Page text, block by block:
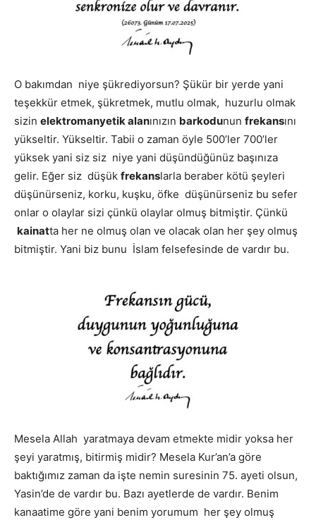
O bakımdan niye şükrediyorsun? Şükür bir yerde yani
teşekkür etmek, şükretmek, mutlu olmak, huzurlu olmak
sizin elektromanyetik alanınızın barkodunun frekansını
yükseltir. Yükseltir. Tabii o zaman öyle 500’ler 700’ler
yüksek yani siz siz niye yani düşündüğünüz başınıza
gelir. Eğer siz düşük frekanslarla beraber kötü şeyleri
düşünürseniz, korku, kuşku, öfke düşünürseniz bu sefer
onlar o olaylar sizi çünkü olaylar olmuş bitmiştir. Çünkü
kainatta her ne olmuş olan ve olacak olan her şey olmuş
bitmiştir. Yani biz bunu İslam felsefesinde de vardır bu.
Mesela Allah yaratmaya devam etmekte midir yoksa her
şeyi yaratmış, bitirmiş midir? Mesela Kur’an’a göre
baktığımız zaman da işte nemin suresinin 75. ayeti olsun,
Yasin’de de vardır bu. Bazı ayetlerde de vardır. Benim
kanaatime göre yani benim yorumum her şey olmuş